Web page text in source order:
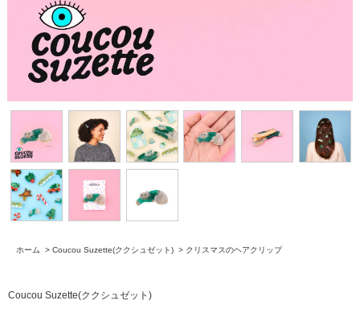
ホーム > Coucou Suzette(ククシュゼット) > クリスマスのヘアクリップ
Coucou Suzette(ククシュゼット)